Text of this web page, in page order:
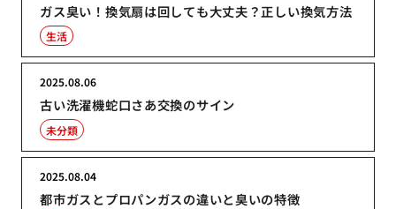
ガス臭い！換気扇は回しても大丈夫？正しい換気方法
生活
古い洗濯機蛇口さあ交換のサイン
2025.08.06
未分類
都市ガスとプロパンガスの違いと臭いの特徴
2025.08.04